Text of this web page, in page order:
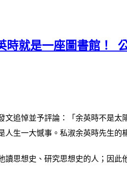
就是一座圖書館！_
追悼並予評論：「余英時不是太
生一大憾事。私淑余英時先生
思想史、研究思想史的人；因